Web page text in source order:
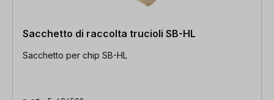
Sacchetto di raccolta trucioli SB-HL
Sacchetto per chip SB-HL